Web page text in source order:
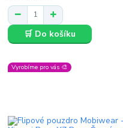
🛒 Do košíku
Vyrobíme pro vás 🎨